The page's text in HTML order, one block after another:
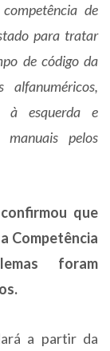
de
para tratar
de código da
alfanuméricos,
à esquerda e
manuais pelos
que
Competência
foram
a partir da